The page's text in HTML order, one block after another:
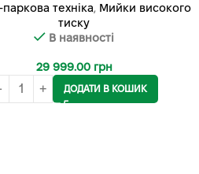
техніка, Мийки високого
тиску
В наявності
29 999.00 грн
ДОДАТИ В КОШИК